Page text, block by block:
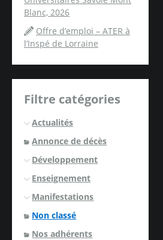
Blanc, 2026
Offre d’emploi – ATER à
l’Inspé de Lorraine
Filtre catégories
Actualités
Annonce de décès
Développement
Enseignement
Manifestations
Non classé
Nos adhérents